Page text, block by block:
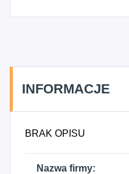
INFORMACJE
BRAK OPISU
Nazwa firmy: